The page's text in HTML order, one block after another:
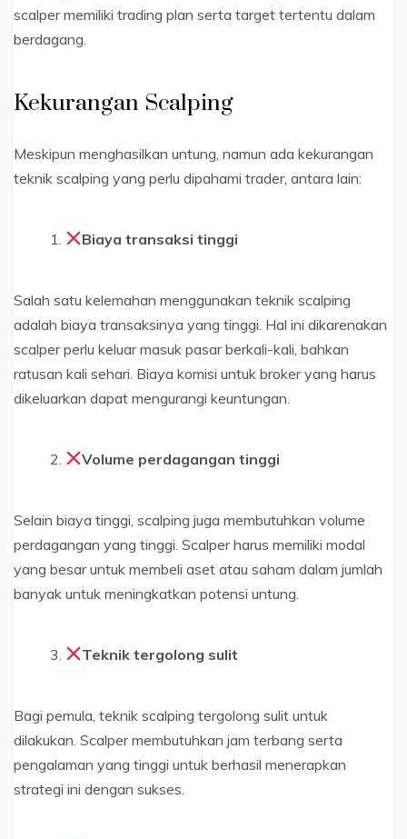
scalper memiliki trading plan serta target tertentu dalam
berdagang.
Kekurangan Scalping
Meskipun menghasilkan untung, namun ada kekurangan
teknik scalping yang perlu dipahami trader, antara lain:
Biaya transaksi tinggi
Salah satu kelemahan menggunakan teknik scalping
adalah biaya transaksinya yang tinggi. Hal ini dikarenakan
scalper perlu keluar masuk pasar berkali-kali, bahkan
ratusan kali sehari. Biaya komisi untuk broker yang harus
dikeluarkan dapat mengurangi keuntungan.
Volume perdagangan tinggi
Selain biaya tinggi, scalping juga membutuhkan volume
perdagangan yang tinggi. Scalper harus memiliki modal
yang besar untuk membeli aset atau saham dalam jumlah
banyak untuk meningkatkan potensi untung.
Teknik tergolong sulit
Bagi pemula, teknik scalping tergolong sulit untuk
dilakukan. Scalper membutuhkan jam terbang serta
pengalaman yang tinggi untuk berhasil menerapkan
strategi ini dengan sukses.